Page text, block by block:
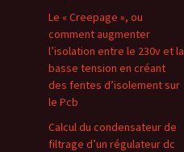
Le « Creepage », ou
comment augmenter
l’isolation entre le 230v et la
basse tension en créant
des fentes d’isolement sur
le Pcb
Calcul du condensateur de
filtrage d’un régulateur dc